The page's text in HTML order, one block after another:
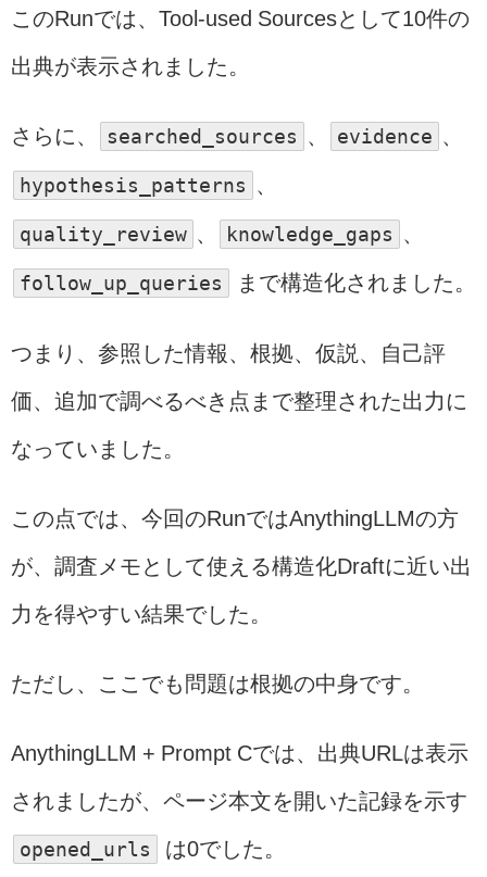
このRunでは、Tool-used Sourcesとして10件の
出典が表示されました。
さらに、 searched_sources evidence
hypothesis_patterns
quality_review knowledge_gaps
follow_up_queries まで構造化されました。
つまり、参照した情報、根拠、仮説、自己評
価、追加で調べるべき点まで整理された出力に
なっていました。
この点では、今回のRunではAnythingLLMの方
が、調査メモとして使える構造化Draftに近い出
力を得やすい結果でした。
ただし、ここでも問題は根拠の中身です。
AnythingLLM + Prompt Cでは、出典URLは表示
されましたが、ページ本文を開いた記録を示す
opened_urls は0でした。